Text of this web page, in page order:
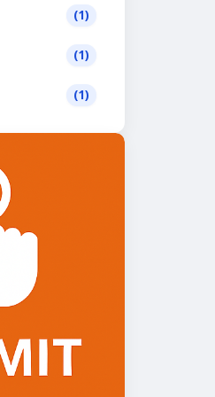
(1)
(1)
(1)